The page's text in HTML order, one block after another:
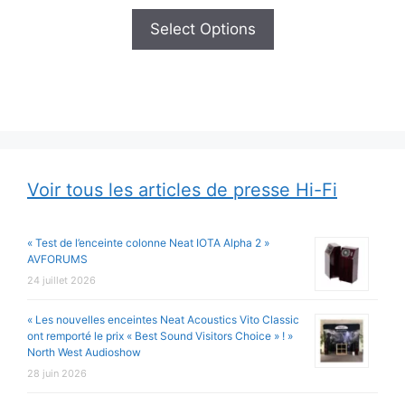
Select Options
Voir tous les articles de presse Hi-Fi
« Test de l’enceinte colonne Neat IOTA Alpha 2 »
AVFORUMS
24 juillet 2026
« Les nouvelles enceintes Neat Acoustics Vito Classic
ont remporté le prix « Best Sound Visitors Choice » ! »
North West Audioshow
28 juin 2026